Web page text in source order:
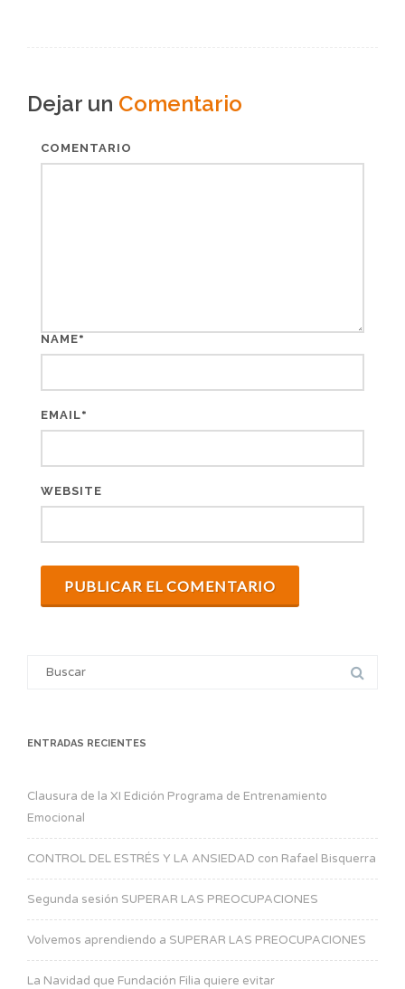
Dejar un Comentario
COMENTARIO
NAME*
EMAIL*
WEBSITE
Search
ENTRADAS RECIENTES
Clausura de la XI Edición Programa de Entrenamiento
Emocional
CONTROL DEL ESTRÉS Y LA ANSIEDAD con Rafael Bisquerra
Segunda sesión SUPERAR LAS PREOCUPACIONES
Volvemos aprendiendo a SUPERAR LAS PREOCUPACIONES
La Navidad que Fundación Filia quiere evitar